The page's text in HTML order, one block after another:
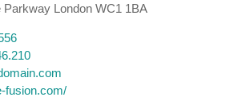
Parkway London WC1 1BA
fusion.com/